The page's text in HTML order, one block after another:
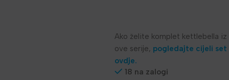
Ako želite komplet kettlebella iz
ove serije, pogledajte cijeli set
ovdje.
18 na zalogi